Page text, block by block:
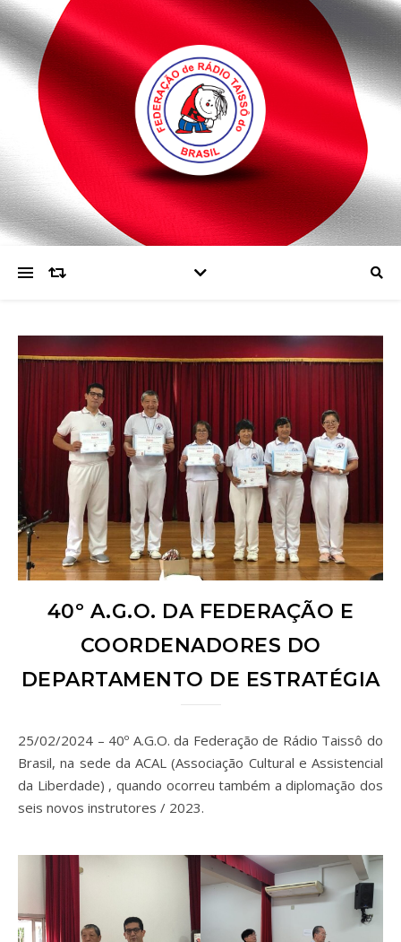
40º A.G.O. DA FEDERAÇÃO E
COORDENADORES DO
DEPARTAMENTO DE ESTRATÉGIA
25/02/2024 – 40º A.G.O. da Federação de Rádio Taissô do
Brasil, na sede da ACAL (Associação Cultural e Assistencial
da Liberdade) , quando ocorreu também a diplomação dos
seis novos instrutores / 2023.